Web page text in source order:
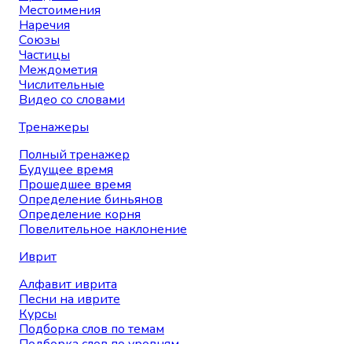
Местоимения
Наречия
Союзы
Частицы
Междометия
Числительные
Видео со словами
Тренажеры
Полный тренажер
Будущее время
Прошедшее время
Определение биньянов
Определение корня
Повелительное наклонение
Иврит
Алфавит иврита
Песни на иврите
Курсы
Подборка слов по темам